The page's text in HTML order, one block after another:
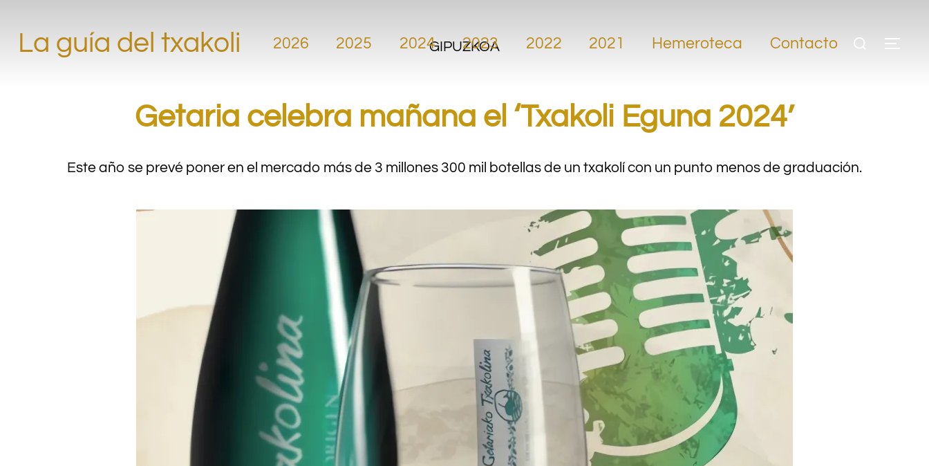
La guía del txakoli 2026 2025 2024 2023 2022 2021 Hemeroteca Contacto
GIPUZKOA
Getaria celebra mañana el ‘Txakoli Eguna 2024’
Este año se prevé poner en el mercado más de 3 millones 300 mil botellas de un txakolí con un punto menos de graduación.